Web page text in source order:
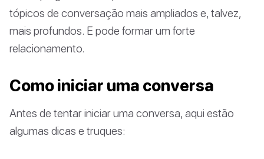
tópicos de conversação mais ampliados e, talvez,
mais profundos. E pode formar um forte
relacionamento.
Como iniciar uma conversa
Antes de tentar iniciar uma conversa, aqui estão
algumas dicas e truques: